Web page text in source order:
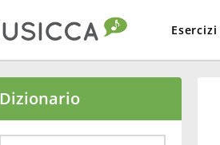
Esercizi
Български
Dizionario